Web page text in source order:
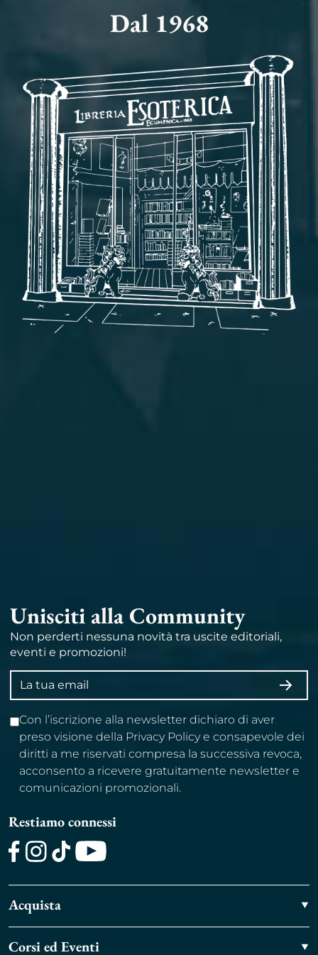
Dal 1968
Unisciti alla Community
Non perderti nessuna novità tra uscite editoriali,
eventi e promozioni!
Indirizzo
email
Con l’iscrizione alla newsletter dichiaro di aver
preso visione della Privacy Policy e consapevole dei
diritti a me riservati compresa la successiva revoca,
acconsento a ricevere gratuitamente newsletter e
comunicazioni promozionali.
Restiamo connessi
Acquista
Corsi ed Eventi